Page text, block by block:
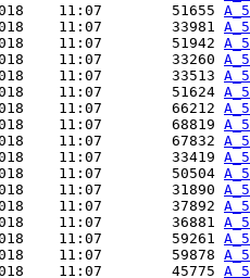
11:07        51655
11:07        33981
11:07        51942
11:07        33260
11:07        33513
11:07        51624
11:07        66212
11:07        68819
11:07        67832
11:07        33419
11:07        50504
11:07        31890
11:07        37892
11:07        36881
11:07        59261
11:07        59878
11:07        45775